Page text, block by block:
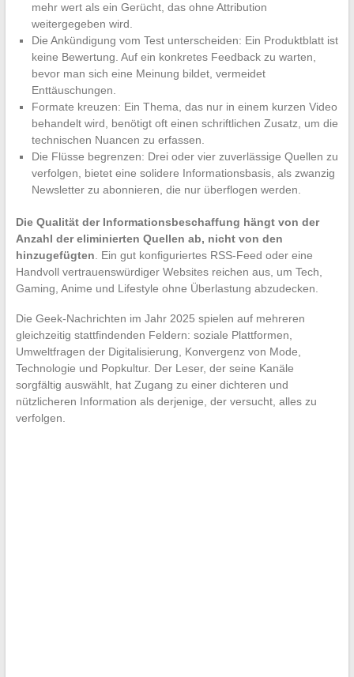
mehr wert als ein Gerücht, das ohne Attribution
weitergegeben wird.
Die Ankündigung vom Test unterscheiden: Ein Produktblatt ist
keine Bewertung. Auf ein konkretes Feedback zu warten,
bevor man sich eine Meinung bildet, vermeidet
Enttäuschungen.
Formate kreuzen: Ein Thema, das nur in einem kurzen Video
behandelt wird, benötigt oft einen schriftlichen Zusatz, um die
technischen Nuancen zu erfassen.
Die Flüsse begrenzen: Drei oder vier zuverlässige Quellen zu
verfolgen, bietet eine solidere Informationsbasis, als zwanzig
Newsletter zu abonnieren, die nur überflogen werden.
Die Qualität der Informationsbeschaffung hängt von der
Anzahl der eliminierten Quellen ab, nicht von den
hinzugefügten. Ein gut konfiguriertes RSS-Feed oder eine
Handvoll vertrauenswürdiger Websites reichen aus, um Tech,
Gaming, Anime und Lifestyle ohne Überlastung abzudecken.
Die Geek-Nachrichten im Jahr 2025 spielen auf mehreren
gleichzeitig stattfindenden Feldern: soziale Plattformen,
Umweltfragen der Digitalisierung, Konvergenz von Mode,
Technologie und Popkultur. Der Leser, der seine Kanäle
sorgfältig auswählt, hat Zugang zu einer dichteren und
nützlicheren Information als derjenige, der versucht, alles zu
verfolgen.